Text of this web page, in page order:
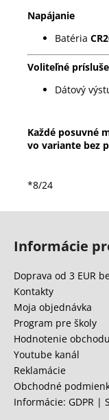
Napájanie
Batéria
Voliteľné
Dátový
Každé posuvné
vo variante bez
*8/24
Informácie
Doprava od 3 EUR
Kontakty
Moja objednávka
Program pre školy
Hodnotenie obchodu
Youtube kanál
Reklamácie
Obchodné
Informácie: GDPR |